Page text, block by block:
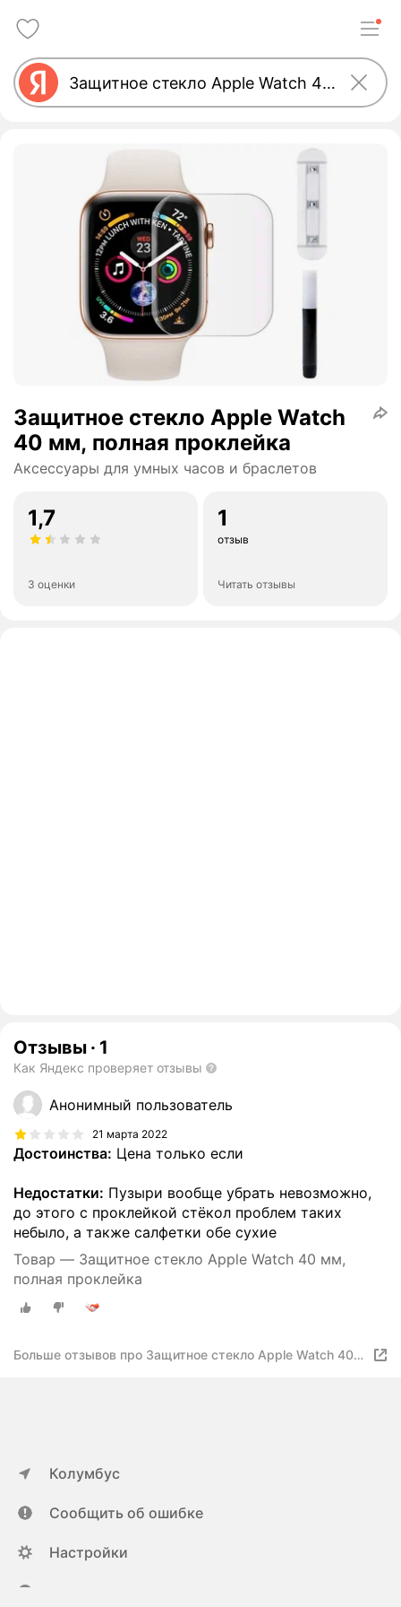
Защитное стекло Apple Watch
40 мм, полная проклейка
Аксессуары для умных часов и браслетов
1,7
3 оценки
1
отзыв
Читать отзывы
Отзывы · 1
Как Яндекс проверяет отзывы
Анонимный пользователь
21 марта 2022
Достоинства: Цена только если
Недостатки: Пузыри вообще убрать невозможно,
до этого с проклейкой стёкол проблем таких
небыло, а также салфетки обе сухие
Товар — Защитное стекло Apple Watch 40 мм,
полная проклейка
Больше отзывов про Защитное стекло Apple Watch 40
Колумбус
Сообщить об ошибке
Настройки